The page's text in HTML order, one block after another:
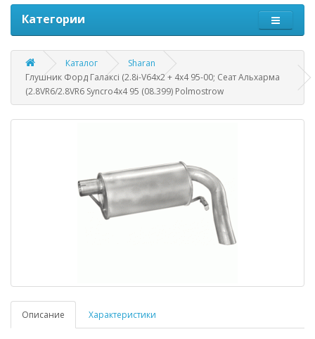
Категории
Каталог
Sharan
Глушник Форд Галаксі (2.8i-V64x2 + 4x4 95-00; Сеат Альхарма
(2.8VR6/2.8VR6 Syncro4x4 95 (08.399) Polmostrow
Описание Характеристики